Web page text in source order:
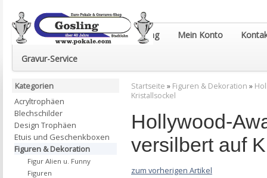
Euro-Pokale & Gravur-Shop Gosling Mein Konto
Gravur-Service
Startseite » Figuren & Dekoration »
Kristallsockel
Hollywood-
versilbert auf
zum vorherigen Artikel
Kategorien
Acryltrophäen
Blechschilder
Design Trophäen
Etuis und Geschenkboxen
Figuren & Dekoration
Figur Alien u. Funny
Figuren